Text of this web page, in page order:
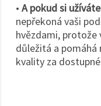
• A pokud si užíváte
nepřekoná vaši
hvězdami, protože
důležitá a
kvality za dostupné